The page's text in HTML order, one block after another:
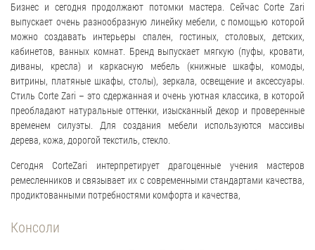
Бизнес и сегодня продолжают потомки мастера. Сейчас Corte Zari
выпускает очень разнообразную линейку мебели, с помощью которой
можно создавать интерьеры спален, гостиных, столовых, детских,
кабинетов, ванных комнат. Бренд выпускает мягкую (пуфы, кровати,
диваны, кресла) и каркасную мебель (книжные шкафы, комоды,
витрины, платяные шкафы, столы), зеркала, освещение и аксессуары.
Стиль Corte Zari – это сдержанная и очень уютная классика, в которой
преобладают натуральные оттенки, изысканный декор и проверенные
временем силуэты. Для создания мебели используются массивы
дерева, кожа, дорогой текстиль, стекло.
Сегодня CorteZari интерпретирует драгоценные учения мастеров
ремесленников и связывает их с современными стандартами качества,
продиктованными потребностями комфорта и качества,
Консоли